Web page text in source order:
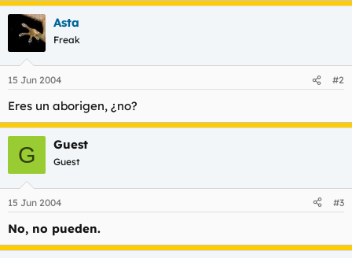
t
e
m
a
o
Asta
Freak
15 Jun 2004 #2
Eres un aborigen, ¿no?
G Guest
Guest
15 Jun 2004 #3
No, no pueden.